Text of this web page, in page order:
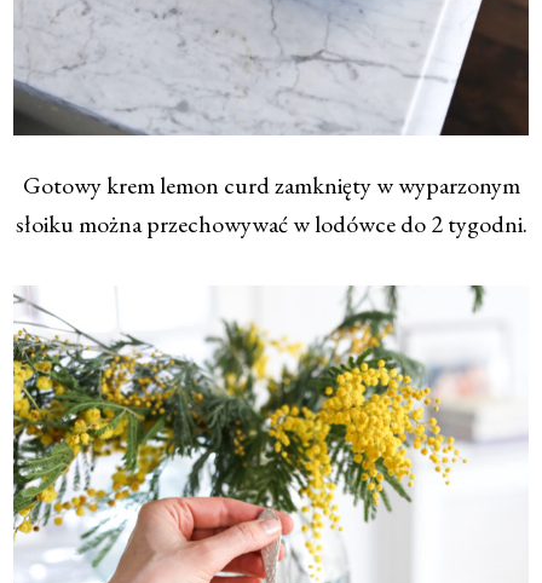
Gotowy krem lemon curd zamknięty w wyparzonym
słoiku można przechowywać w lodówce do 2 tygodni.